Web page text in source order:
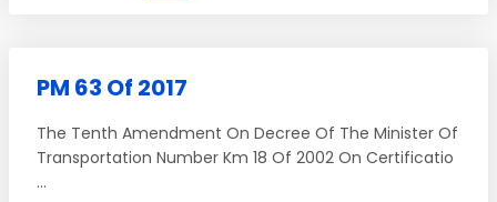
PM 63 Of 2017
The Tenth Amendment On Decree Of The Minister Of
Transportation Number Km 18 Of 2002 On Certificatio
...